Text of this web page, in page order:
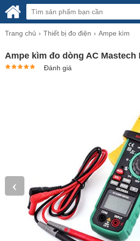
Trang chủ Thiết bị đo điện Ampe kìm
Ampe kìm đo dòng AC Mastech
Đánh giá
‹